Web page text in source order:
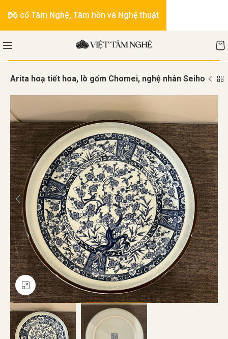
Arita hoạ tiết hoa, lò gốm Chomei, nghệ nhân Seiho
Click to enlarge
Đồ cổ Tâm Nghệ, Tâm hồn và Nghệ thuật